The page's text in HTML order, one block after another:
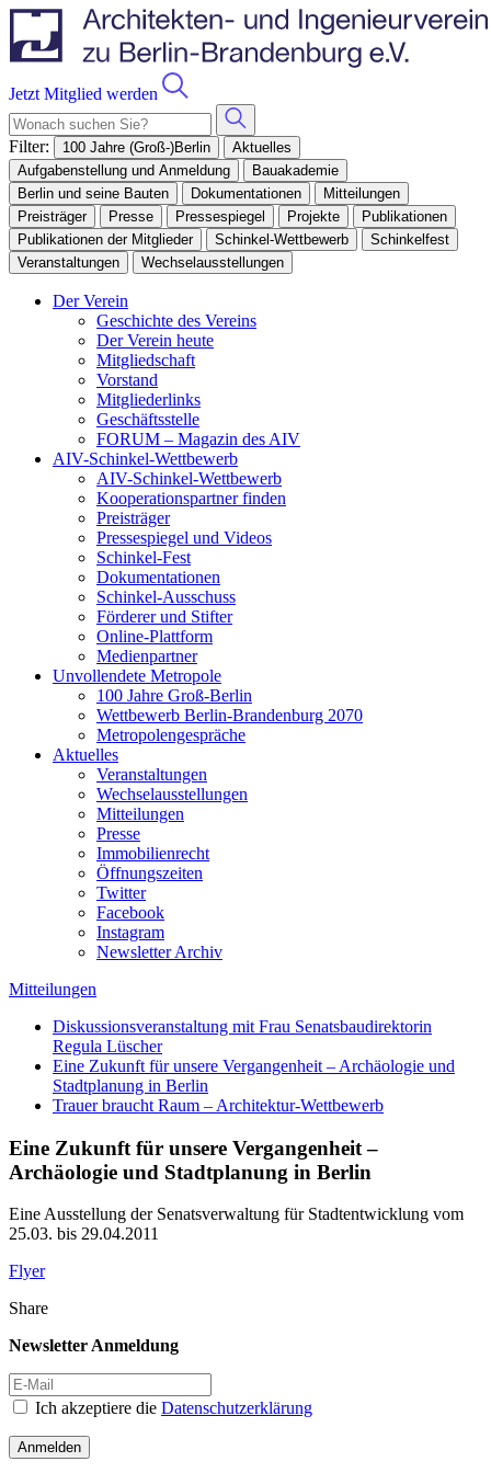
Jetzt Mitglied werden
Filter: 100 Jahre (Groß-)Berlin
Aktuelles
Aufgabenstellung und Anmeldung
Bauakademie
Berlin und seine Bauten
Dokumentationen
Mitteilungen
Preisträger
Presse Pressespiegel Projekte
Publikationen
Publikationen der Mitglieder
Schinkel-Wettbewerb
Schinkelfest
Veranstaltungen
Wechselausstellungen
Der Verein
Geschichte des Vereins
Der Verein heute
Mitgliedschaft
Vorstand
Mitgliederlinks
Geschäftsstelle
FORUM – Magazin des AIV
AIV-Schinkel-Wettbewerb
AIV-Schinkel-Wettbewerb
Kooperationspartner finden
Preisträger
Pressespiegel und Videos
Schinkel-Fest
Dokumentationen
Schinkel-Ausschuss
Förderer und Stifter
Online-Plattform
Medienpartner
Unvollendete Metropole
100 Jahre Groß-Berlin
Wettbewerb Berlin-Brandenburg 2070
Metropolengespräche
Aktuelles
Veranstaltungen
Wechselausstellungen
Mitteilungen
Presse
Immobilienrecht
Öffnungszeiten
Twitter
Facebook
Instagram
Newsletter Archiv
Mitteilungen
Diskussionsveranstaltung mit Frau Senatsbaudirektorin
Regula Lüscher
Eine Zukunft für unsere Vergangenheit – Archäologie und
Stadtplanung in Berlin
Trauer braucht Raum – Architektur-Wettbewerb
Eine Zukunft für unsere Vergangenheit –
Archäologie und Stadtplanung in Berlin
Eine Ausstellung der Senatsverwaltung für Stadtentwicklung vom
25.03. bis 29.04.2011
Flyer
Share
Newsletter Anmeldung
Ich akzeptiere die Datenschutzerklärung
Anmelden